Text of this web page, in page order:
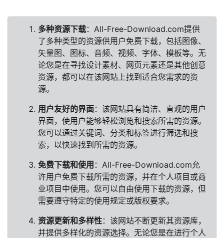
多种资源下载：All-Free-Download.com提供
了多种类型的资源供用户免费下载，包括图像、
矢量图、图标、音频、视频、字体、模板等。无
论您是在寻找设计素材、网页元素还是其他创意
资源，都可以在该网站上找到适合您需求的资
源。
用户友好的界面：该网站具有简洁、直观的用户
界面，使用户能够轻松浏览和搜索所需的资源。
您可以通过关键词、分类和标签进行筛选和搜
索，以快速找到所需的资源。
免费下载和使用 ：All-Free-Download.com允
许用户免费下载所需的资源，并在个人项目或商
业项目中使用。您可以自由使用下载的资源，但
需要遵守特定的使用规定或版权要求。
资源更新和多样性：该网站不断更新其资源库，
并提供多样化的资源选择。无论您是在进行个人